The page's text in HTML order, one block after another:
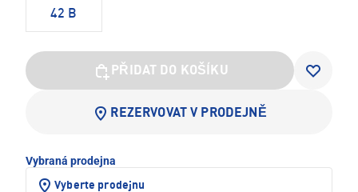
42 B
PŘIDAT DO KOŠÍKU
REZERVOVAT V PRODEJNĚ
Vybraná prodejna
Vyberte prodejnu